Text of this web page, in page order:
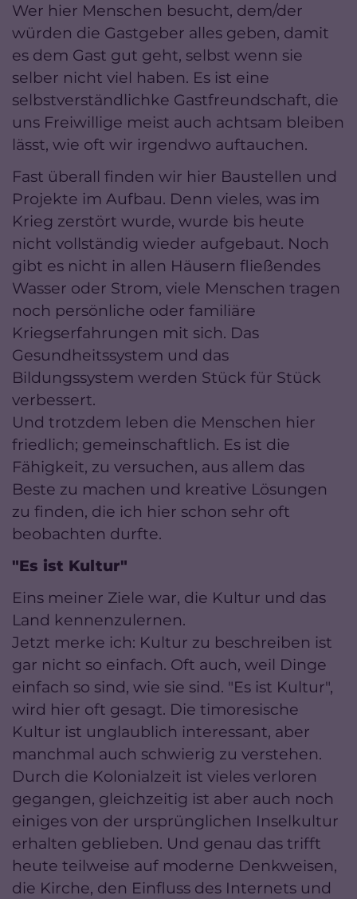
Wer hier Menschen besucht, dem/der
würden die Gastgeber alles geben, damit
es dem Gast gut geht, selbst wenn sie
selber nicht viel haben. Es ist eine
selbstverständlichke Gastfreundschaft, die
uns Freiwillige meist auch achtsam bleiben
lässt, wie oft wir irgendwo auftauchen.
Fast überall finden wir hier Baustellen und
Projekte im Aufbau. Denn vieles, was im
Krieg zerstört wurde, wurde bis heute
nicht vollständig wieder aufgebaut. Noch
gibt es nicht in allen Häusern fließendes
Wasser oder Strom, viele Menschen tragen
noch persönliche oder familiäre
Kriegserfahrungen mit sich. Das
Gesundheitssystem und das
Bildungssystem werden Stück für Stück
verbessert.
Und trotzdem leben die Menschen hier
friedlich; gemeinschaftlich. Es ist die
Fähigkeit, zu versuchen, aus allem das
Beste zu machen und kreative Lösungen
zu finden, die ich hier schon sehr oft
beobachten durfte.
"Es ist Kultur"
Eins meiner Ziele war, die Kultur und das
Land kennenzulernen.
Jetzt merke ich: Kultur zu beschreiben ist
gar nicht so einfach. Oft auch, weil Dinge
einfach so sind, wie sie sind. "Es ist Kultur",
wird hier oft gesagt. Die timoresische
Kultur ist unglaublich interessant, aber
manchmal auch schwierig zu verstehen.
Durch die Kolonialzeit ist vieles verloren
gegangen, gleichzeitig ist aber auch noch
einiges von der ursprünglichen Inselkultur
erhalten geblieben. Und genau das trifft
heute teilweise auf moderne Denkweisen,
die Kirche, den Einfluss des Internets und